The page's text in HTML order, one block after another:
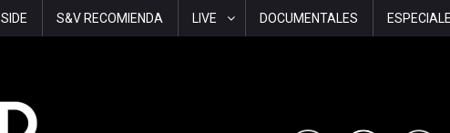
S&V RECOMIENDA LIVE DOCUMENTALES